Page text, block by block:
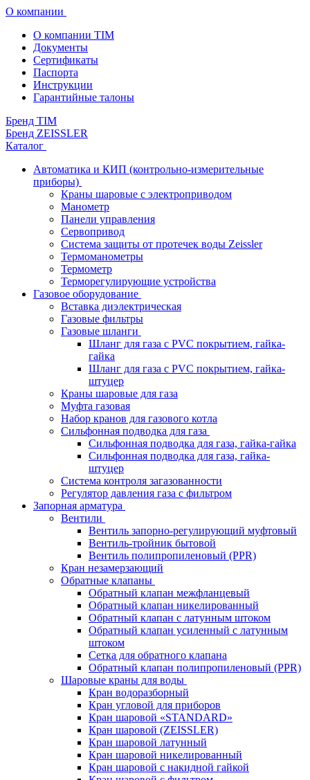
О компании
О компании TIM
Документы
Сертификаты
Паспорта
Инструкции
Гарантийные талоны
Бренд TIM
Бренд ZEISSLER
Каталог
Автоматика и КИП (контрольно-измерительные
приборы)
Краны шаровые с электроприводом
Манометр
Панели управления
Сервопривод
Система защиты от протечек воды Zeissler
Термоманометры
Термометр
Терморегулирующие устройства
Газовое оборудование
Вставка диэлектрическая
Газовые фильтры
Газовые шланги
Шланг для газа с PVC покрытием, гайка-
гайка
Шланг для газа с PVC покрытием, гайка-
штуцер
Краны шаровые для газа
Муфта газовая
Набор кранов для газового котла
Сильфонная подводка для газа
Сильфонная подводка для газа, гайка-гайка
Сильфонная подводка для газа, гайка-
штуцер
Система контроля загазованности
Регулятор давления газа с фильтром
Запорная арматура
Вентили
Вентиль запорно-регулирующий муфтовый
Вентиль-тройник бытовой
Вентиль полипропиленовый (PPR)
Кран незамерзающий
Обратные клапаны
Обратный клапан межфланцевый
Обратный клапан никелированный
Обратный клапан с латунным штоком
Обратный клапан усиленный с латунным
штоком
Сетка для обратного клапана
Обратный клапан полипропиленовый (PPR)
Шаровые краны для воды
Кран водоразборный
Кран угловой для приборов
Кран шаровой «STANDARD»
Кран шаровой (ZEISSLER)
Кран шаровой латунный
Кран шаровой никелированный
Кран шаровой с накидной гайкой